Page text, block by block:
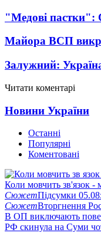
"Медові пастки":
Майора ВСП
Залужний:
Читати коментарі
Новини України
Останні
Популярні
Коментовані
Коли мовчить зв'язок -
СюжетПідсумки
СюжетВторгнення
В ОП виключають
РФ скинула на Суми